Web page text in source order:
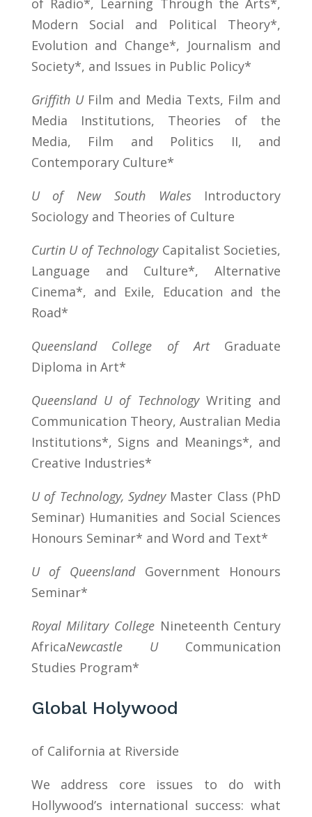
of Radio*, Learning Through the Arts*,
Modern Social and Political Theory*,
Evolution and Change*, Journalism and
Society*, and Issues in Public Policy*
Griffith UFilm and Media Texts, Film and
Media Institutions, Theories of the
Media, Film and Politics II, and
Contemporary Culture*
U of New South Wales Introductory
Sociology and Theories of Culture
Curtin U of TechnologyCapitalist Societies,
Language and Culture*, Alternative
Cinema*, and Exile, Education and the
Road*
Queensland College of ArtGraduate
Diploma in Art*
Queensland U of TechnologyWriting and
Communication Theory, Australian Media
Institutions*, Signs and Meanings*, and
Creative Industries*
U of Technology, SydneyMaster Class (PhD
Seminar) Humanities and Social Sciences
Honours Seminar* and Word and Text*
U of QueenslandGovernment Honours
Seminar*
Royal Military College Nineteenth Century
AfricaNewcastle UCommunication
Studies Program*
Global Holywood
of California at Riverside
We address core issues to do with
Hollywood’s international success: what